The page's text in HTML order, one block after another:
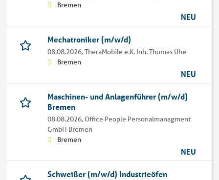
Bremen
NEU
Mechatroniker (m/w/d)
08.08.2026,TheraMobile e.K. Inh. Thomas Uhe
Bremen
NEU
Maschinen- und Anlagenführer (m/w/d)
Bremen
08.08.2026, Office People Personalmanagment
GmbH Bremen
Bremen
NEU
Schweißer (m/w/d) Industrieöfen